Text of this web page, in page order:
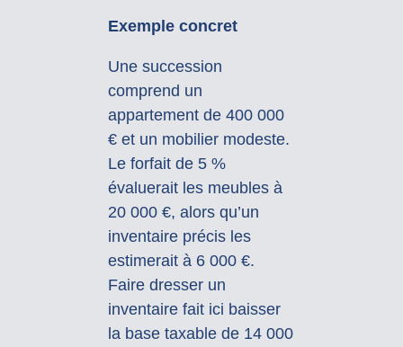
Exemple concret
Une succession
comprend un
appartement de 400 000
€ et un mobilier modeste.
Le forfait de 5 %
évaluerait les meubles à
20 000 €, alors qu’un
inventaire précis les
estimerait à 6 000 €.
Faire dresser un
inventaire fait ici baisser
la base taxable de 14 000